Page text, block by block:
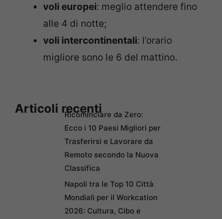
voli europei: meglio attendere fino
alle 4 di notte;
voli intercontinentali: l’orario
migliore sono le 6 del mattino.
Articoli recentiRicominciare da Zero:
Ecco i 10 Paesi Migliori per
Trasferirsi e Lavorare da
Remoto secondo la Nuova
Classifica
Napoli tra le Top 10 Città
Mondiali per il Workcation
2026: Cultura, Cibo e